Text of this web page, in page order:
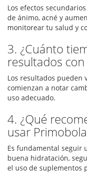
Los efectos
de ánimo, acné y
monitorear tu salud y
3. ¿Cuánto
resultados
Los resultados pueden
comienzan a notar
uso adecuado.
4. ¿Qué
usar
Es fundamental seguir
buena hidratación,
el uso de suplementos